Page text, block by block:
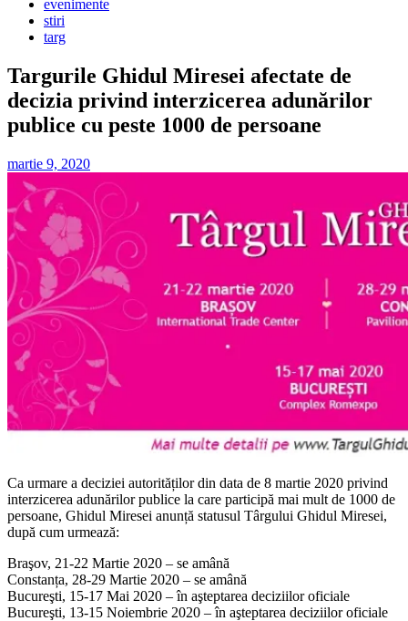
evenimente
stiri
targ
Targurile Ghidul Miresei afectate de
decizia privind interzicerea adunărilor
publice cu peste 1000 de persoane
martie 9, 2020
Ca urmare a deciziei autorităților din data de 8 martie 2020 privind
interzicerea adunărilor publice la care participă mai mult de 1000 de
persoane, Ghidul Miresei anunță statusul Târgului Ghidul Miresei,
după cum urmează:
Braşov, 21-22 Martie 2020 – se amână
Constanța, 28-29 Martie 2020 – se amână
Bucureşti, 15-17 Mai 2020 – în aşteptarea deciziilor oficiale
Bucureşti, 13-15 Noiembrie 2020 – în aşteptarea deciziilor oficiale